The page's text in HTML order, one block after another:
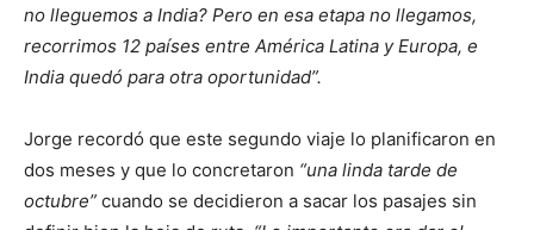
no lleguemos a India? Pero en esa etapa no llegamos,
recorrimos 12 países entre América Latina y Europa, e
India quedó para otra oportunidad”.
Jorge recordó que este segundo viaje lo planificaron en
dos meses y que lo concretaron “una linda tarde de
octubre” cuando se decidieron a sacar los pasajes sin